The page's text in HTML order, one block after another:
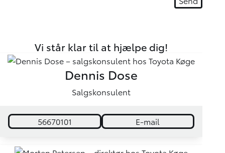
Vi står klar til at hjælpe dig!
Dennis Dose
Salgskonsulent
56670101 E-mail